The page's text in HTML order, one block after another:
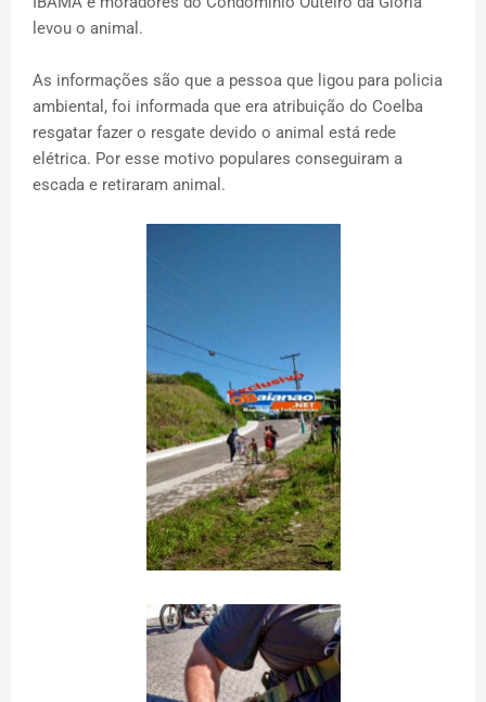
levou o animal.
As informações são que a pessoa que ligou para policia
ambiental, foi informada que era atribuição do Coelba
resgatar fazer o resgate devido o animal está rede
elétrica. Por esse motivo populares conseguiram a
escada e retiraram animal.